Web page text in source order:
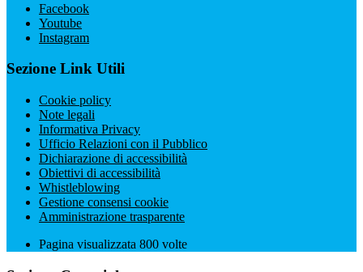
Facebook
Youtube
Instagram
Sezione Link Utili
Cookie policy
Note legali
Informativa Privacy
Ufficio Relazioni con il Pubblico
Dichiarazione di accessibilità
Obiettivi di accessibilità
Whistleblowing
Gestione consensi cookie
Amministrazione trasparente
Pagina visualizzata 800 volte